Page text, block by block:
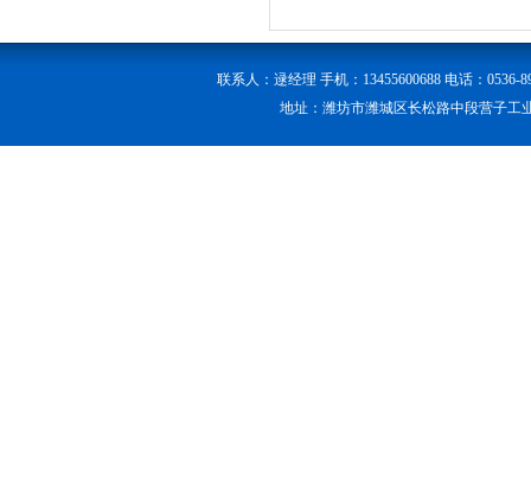
联系人：逯经理 手机：13455600688 电话：
地址：潍坊市潍城区长松路中段营子工